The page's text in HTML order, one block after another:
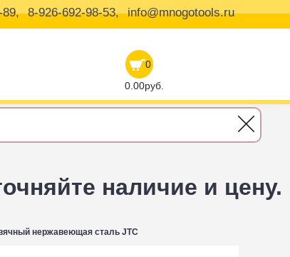
89, 8-926-692-98-53, info@mnogotools.ru
0
0.00руб.
наличие и цену.
нержавеющая сталь JTC